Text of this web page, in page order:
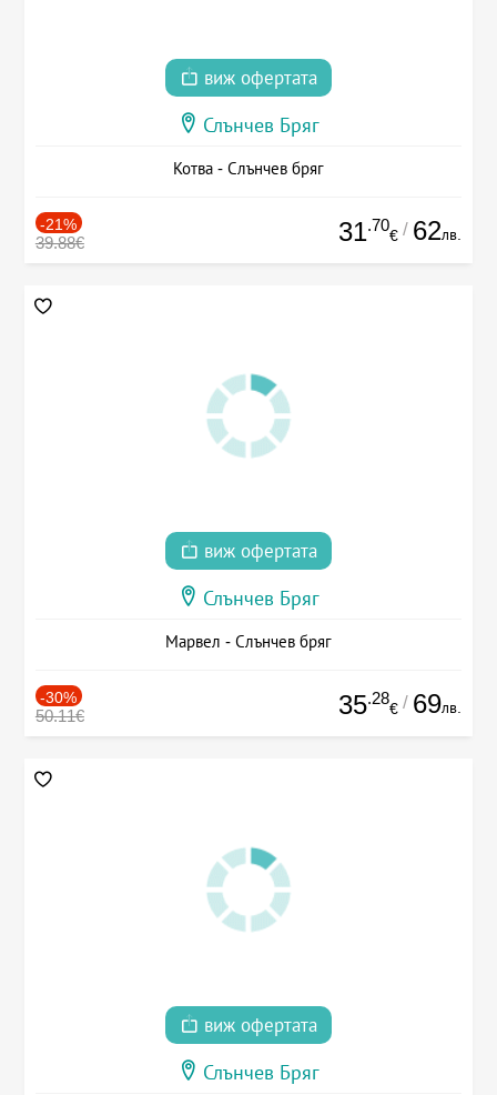
виж офертата
Слънчев Бряг
Котва - Слънчев бряг
-21%
39.88€ 31.70
€ / 62лв.
виж офертата
Слънчев Бряг
Марвел - Слънчев бряг
-30%
50.11€ 35.28
€ / 69лв.
виж офертата
Слънчев Бряг